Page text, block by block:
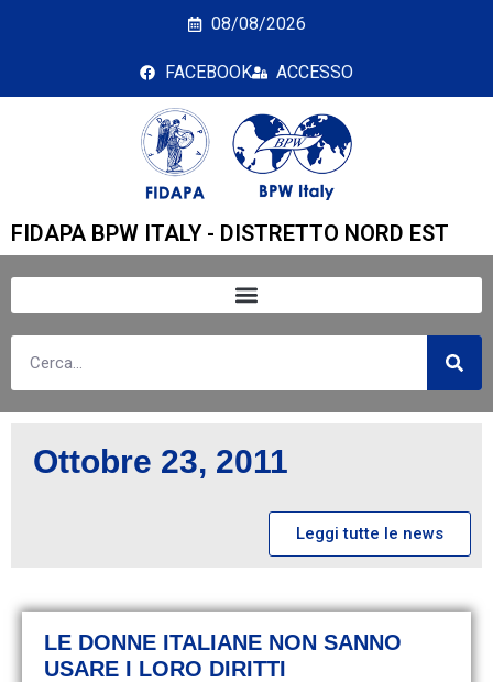
Giorno: <span>23
08/08/2026
FACEBOOK ACCESSO
FIDAPA BPW ITALY - DISTRETTO NORD EST
Ottobre 23, 2011
Leggi tutte le news
LE DONNE ITALIANE NON SANNO
USARE I LORO DIRITTI